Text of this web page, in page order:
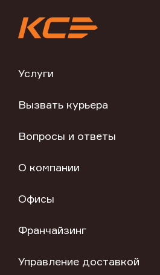
Услуги
Вызвать курьера
Вопросы и ответы
О компании
Офисы
Франчайзинг
Управление доставкой